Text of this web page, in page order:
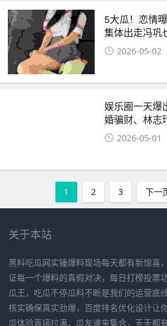
5大瓜！恋情
集体出走冯巩
2026-05-02
娱乐圈一天爆
婚骗财、林志
妍官宣结婚
2026-05-01
1 2 3 下一
关于本站
黑料吃瓜网实锤爆料现场每天都有新惊喜
证每一个爆料的真假对决，每日打榜投票
瓜王，吃瓜不停瓜料不断是我们的运营底
核实确保真实劲爆，百度排名优化设计让
瓜体验直接拉满，瓜友速来集合，天天都